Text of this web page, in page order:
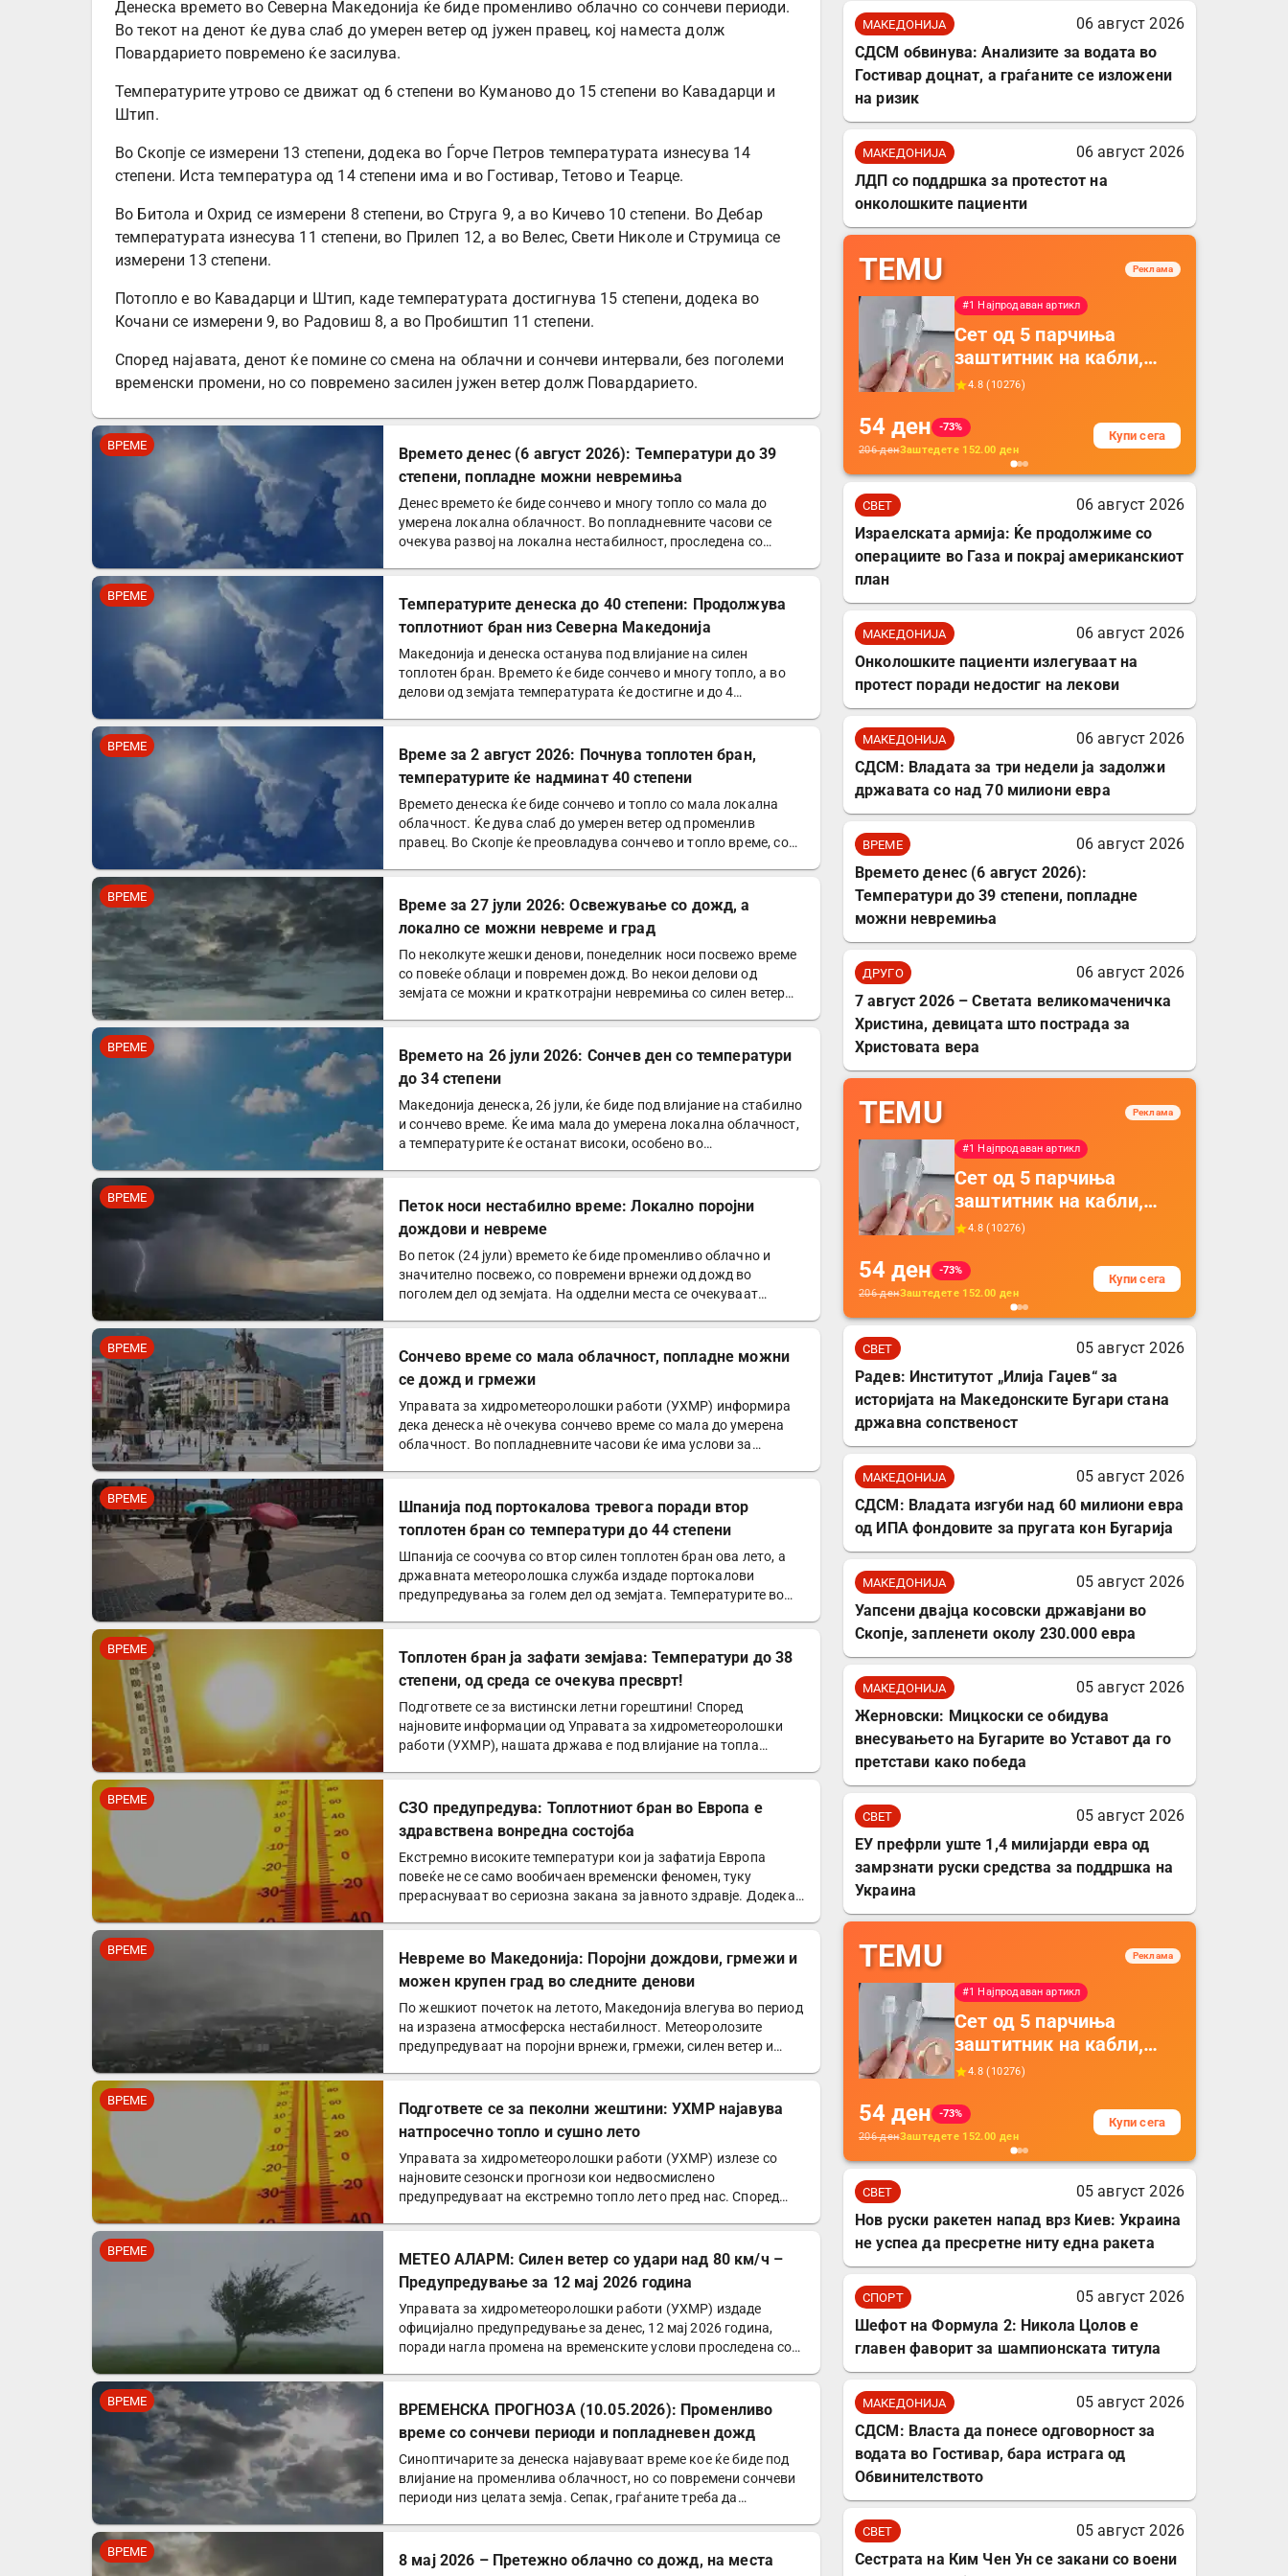
Денеска времето во Северна Македонија ќе биде променливо облачно со сончеви периоди.
Во текот на денот ќе дува слаб до умерен ветер од јужен правец, кој наместа долж
Повардарието повремено ќе засилува.
Температурите утрово се движат од 6 степени во Куманово до 15 степени во Кавадарци и
Штип.
Во Скопје се измерени 13 степени, додека во Ѓорче Петров температурата изнесува 14
степени. Иста температура од 14 степени има и во Гостивар, Тетово и Теарце.
Во Битола и Охрид се измерени 8 степени, во Струга 9, а во Кичево 10 степени. Во Дебар
температурата изнесува 11 степени, во Прилеп 12, а во Велес, Свети Николе и Струмица се
измерени 13 степени.
Потопло е во Кавадарци и Штип, каде температурата достигнува 15 степени, додека во
Кочани се измерени 9, во Радовиш 8, а во Пробиштип 11 степени.
Според најавата, денот ќе помине со смена на облачни и сончеви интервали, без поголеми
временски промени, но со повремено засилен јужен ветер долж Повардарието.
ВРЕМЕ
Времето денес (6 август 2026): Температури до 39
степени, попладне можни невремиња
Денес времето ќе биде сончево и многу топло со мала до
умерена локална облачност. Во попладневните часови се
очекува развој на локална нестабилност, проследена со
ВРЕМЕ
Температурите денеска до 40 степени: Продолжува
топлотниот бран низ Северна Македонија
Македонија и денеска останува под влијание на силен
топлотен бран. Времето ќе биде сончево и многу топло, а во
делови од земјата температурата ќе достигне и до 4…
ВРЕМЕ
Време за 2 август 2026: Почнува топлотен бран,
температурите ќе надминат 40 степени
Времето денеска ќе биде сончево и топло со мала локална
облачност. Ќе дува слаб до умерен ветер од променлив
правец. Во Скопје ќе преовладува сончево и топло време, со…
ВРЕМЕ
Време за 27 јули 2026: Освежување со дожд, а
локално се можни невреме и град
По неколкуте жешки денови, понеделник носи посвежо време
со повеќе облаци и повремен дожд. Во некои делови од
земјата се можни и краткотрајни невремиња со силен ветер…
ВРЕМЕ
Времето на 26 јули 2026: Сончев ден со температури
до 34 степени
Македонија денеска, 26 јули, ќе биде под влијание на стабилно
и сончево време. Ќе има мала до умерена локална облачност,
а температурите ќе останат високи, особено во…
ВРЕМЕ
Петок носи нестабилно време: Локално поројни
дождови и невреме
Во петок (24 јули) времето ќе биде променливо облачно и
значително посвежо, со повремени врнежи од дожд во
поголем дел од земјата. На одделни места се очекуваат
ВРЕМЕ
Сончево време со мала облачност, попладне можни
се дожд и грмежи
Управата за хидрометеоролошки работи (УХМР) информира
дека денеска нè очекува сончево време со мала до умерена
облачност. Во попладневните часови ќе има услови за
ВРЕМЕ
Шпанија под портокалова тревога поради втор
топлотен бран со температури до 44 степени
Шпанија се соочува со втор силен топлотен бран ова лето, а
државната метеоролошка служба издаде портокалови
предупредувања за голем дел од земјата. Температурите во…
ВРЕМЕ
Топлотен бран ја зафати земјава: Температури до 38
степени, од среда се очекува пресврт!
Подгответе се за вистински летни горештини! Според
најновите информации од Управата за хидрометеоролошки
работи (УХМР), нашата држава е под влијание на топла
ВРЕМЕ
СЗО предупредува: Топлотниот бран во Европа е
здравствена вонредна состојба
Екстремно високите температури кои ја зафатија Европа
повеќе не се само вообичаен временски феномен, туку
прераснуваат во сериозна закана за јавното здравје. Додека…
ВРЕМЕ
Невреме во Македонија: Поројни дождови, грмежи и
можен крупен град во следните денови
По жешкиот почеток на летото, Македонија влегува во период
на изразена атмосферска нестабилност. Метеоролозите
предупредуваат на поројни врнежи, грмежи, силен ветер и…
ВРЕМЕ
Подгответе се за пеколни жештини: УХМР најавува
натпросечно топло и сушно лето
Управата за хидрометеоролошки работи (УХМР) излезе со
најновите сезонски прогнози кои недвосмислено
предупредуваат на екстремно топло лето пред нас. Според
ВРЕМЕ
МЕТЕО АЛАРМ: Силен ветер со удари над 80 км/ч –
Предупредување за 12 мај 2026 година
Управата за хидрометеоролошки работи (УХМР) издаде
официјално предупредување за денес, 12 мај 2026 година,
поради нагла промена на временските услови проследена со…
ВРЕМЕ
ВРЕМЕНСКА ПРОГНОЗА (10.05.2026): Променливо
време со сончеви периоди и попладневен дожд
Синоптичарите за денеска најавуваат време кое ќе биде под
влијание на променлива облачност, но со повремени сончеви
периоди низ целата земја. Сепак, граѓаните треба да…
ВРЕМЕ
8 мај 2026 – Претежно облачно со дожд, на места
МАКЕДОНИЈА
06 август 2026
СДСМ обвинува: Анализите за водата во
Гостивар доцнат, а граѓаните се изложени
на ризик
МАКЕДОНИЈА
06 август 2026
ЛДП со поддршка за протестот на
онколошките пациенти
TEMU Реклама
#1 Најпродаван артикл
Сет од 5 парчиња
заштитник на кабли,
прекривка за заштита
додатоци за заштита на
кабли, без батерија, за
мобилни телефони,
комплет за заштита на
податочни линии
4.8 (10276)
54 ден
-73%
206денЗаштедете 152.00 ден
Купи сега
СВЕТ
06 август 2026
Израелската армија: Ќе продолжиме со
операциите во Газа и покрај американскиот
план
МАКЕДОНИЈА
06 август 2026
Онколошките пациенти излегуваат на
протест поради недостиг на лекови
МАКЕДОНИЈА
06 август 2026
СДСМ: Владата за три недели ја задолжи
државата со над 70 милиони евра
ВРЕМЕ
06 август 2026
Времето денес (6 август 2026):
Температури до 39 степени, попладне
можни невремиња
ДРУГО
06 август 2026
7 август 2026 – Светата великомаченичка
Христина, девицата што пострада за
Христовата вера
TEMU Реклама
#1 Најпродаван артикл
Сет од 5 парчиња
заштитник на кабли,
прекривка за заштита
додатоци за заштита на
кабли, без батерија, за
мобилни телефони,
комплет за заштита на
4.8 (10276)
54 ден
-73%
206денЗаштедете 152.00 ден
Купи сега
СВЕТ
05 август 2026
Радев: Институтот „Илија Гаџев“ за
историјата на Македонските Бугари стана
државна сопственост
МАКЕДОНИЈА
05 август 2026
СДСМ: Владата изгуби над 60 милиони евра
од ИПА фондовите за пругата кон Бугарија
МАКЕДОНИЈА
05 август 2026
Уапсени двајца косовски државјани во
Скопје, запленети околу 230.000 евра
МАКЕДОНИЈА
05 август 2026
Жерновски: Мицкоски се обидува
внесувањето на Бугарите во Уставот да го
претстави како победа
СВЕТ
05 август 2026
ЕУ префрли уште 1,4 милијарди евра од
замрзнати руски средства за поддршка на
Украина
TEMU Реклама
#1 Најпродаван артикл
Сет од 5 парчиња
заштитник на кабли,
прекривка за заштита
додатоци за заштита на
кабли, без батерија, за
мобилни телефони,
комплет за заштита на
4.8 (10276)
54 ден
-73%
206денЗаштедете 152.00 ден
Купи сега
СВЕТ
05 август 2026
Нов руски ракетен напад врз Киев: Украина
не успеа да пресретне ниту една ракета
СПОРТ
05 август 2026
Шефот на Формула 2: Никола Цолов е
главен фаворит за шампионската титула
МАКЕДОНИЈА
05 август 2026
СДСМ: Власта да понесе одговорност за
водата во Гостивар, бара истрага од
Обвинителството
СВЕТ
05 август 2026
Сестрата на Ким Чен Ун се закани со воени